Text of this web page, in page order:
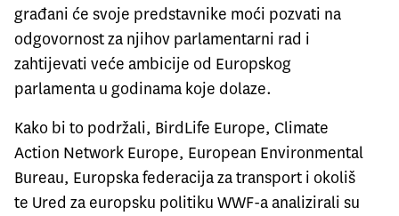
građani će svoje predstavnike moći pozvati na
odgovornost za njihov parlamentarni rad i
zahtijevati veće ambicije od Europskog
parlamenta u godinama koje dolaze.
Kako bi to podržali, BirdLife Europe, Climate
Action Network Europe, European Environmental
Bureau, Europska federacija za transport i okoliš
te Ured za europsku politiku WWF-a analizirali su